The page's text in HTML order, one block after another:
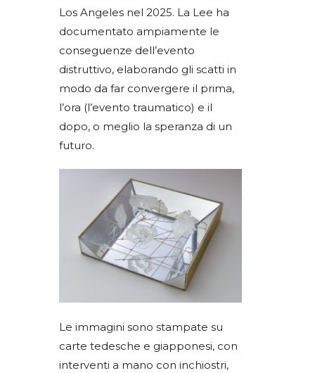
Los Angeles nel 2025. La Lee ha
documentato ampiamente le
conseguenze dell’evento
distruttivo, elaborando gli scatti in
modo da far convergere il prima,
l’ora (l’evento traumatico) e il
dopo, o meglio la speranza di un
futuro.
Le immagini sono stampate su
carte tedesche e giapponesi, con
interventi a mano con inchiostri,